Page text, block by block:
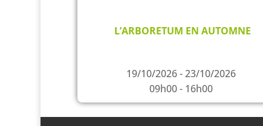
L’ARBORETUM EN AUTOMNE
19/10/2026 - 23/10/2026
09h00 - 16h00